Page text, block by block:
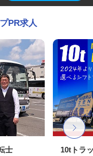
PR求人
士 10tトラ